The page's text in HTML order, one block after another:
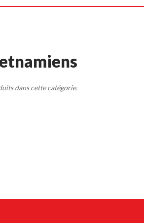
dans cette catégorie.